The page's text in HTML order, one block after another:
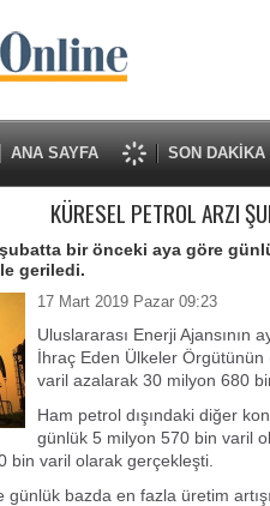
ANA SAYFA SON DAKİKA
KÜRESEL PETROL ARZI
bir önceki aya göre
geriledi.
17 Mart 2019 Pazar 09:23
Uluslararası Enerji Ajansının
İhraç Eden Ülkeler
varil azalarak 30 milyon 680
Ham petrol dışındaki diğer
günlük 5 milyon 570 bin varil
bin varil olarak gerçekleşti.
günlük bazda en fazla üretim